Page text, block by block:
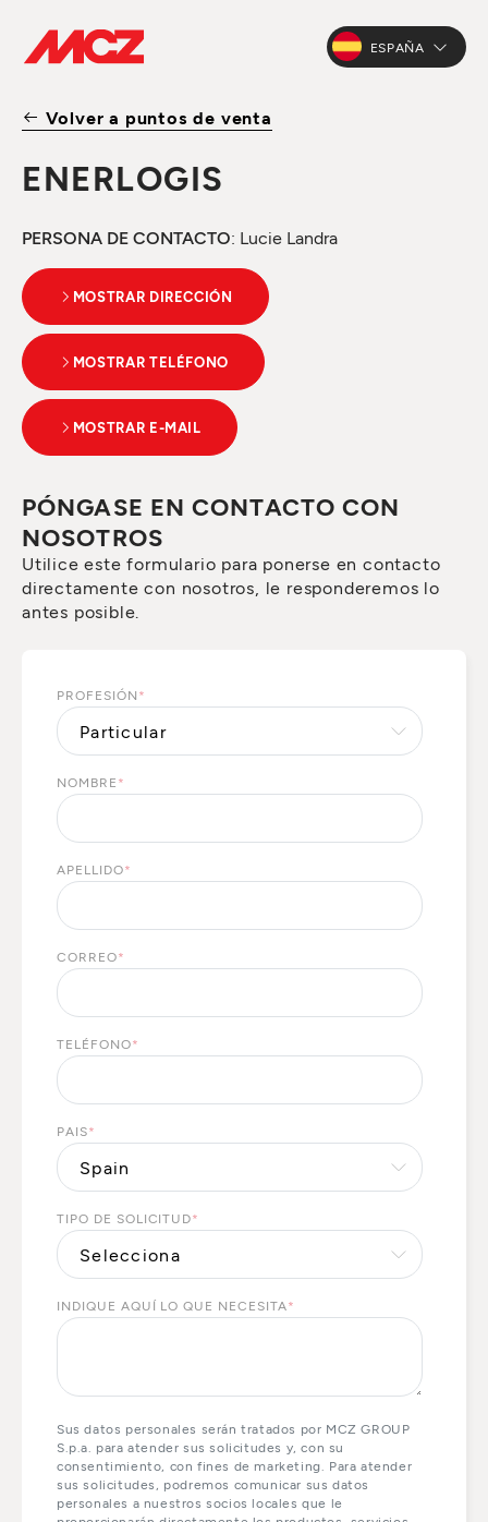
ESPAÑA
Volver a puntos de venta
ENERLOGIS
PERSONA DE CONTACTO: Lucie Landra
MOSTRAR DIRECCIÓN
MOSTRAR TELÉFONO
MOSTRAR E-MAIL
PÓNGASE EN CONTACTO CON
NOSOTROS
Utilice este formulario para ponerse en contacto
directamente con nosotros, le responderemos lo
antes posible.
PROFESIÓN *
NOMBRE *
APELLIDO*
CORREO*
TELÉFONO*
PAIS*
TIPO DE SOLICITUD*
INDIQUE AQUÍ LO QUE NECESITA*
Sus datos personales serán tratados por MCZ GROUP
S.p.a. para atender sus solicitudes y, con su
consentimiento, con fines de marketing. Para atender
sus solicitudes, podremos comunicar sus datos
personales a nuestros socios locales que le